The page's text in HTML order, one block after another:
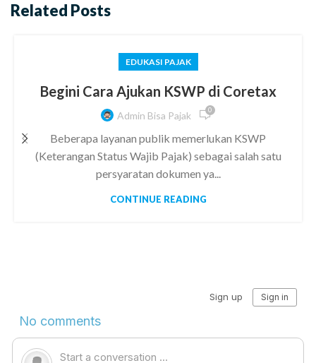
Related Posts
EDUKASI PAJAK
Begini Cara Ajukan KSWP di Coretax
Admin Bisa Pajak 0
Beberapa layanan publik memerlukan KSWP
(Keterangan Status Wajib Pajak) sebagai salah satu
persyaratan dokumen ya...
CONTINUE READING